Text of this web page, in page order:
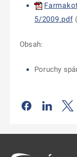
5/2009.pdf(
Obsah:
Poruchy
Odkaz se